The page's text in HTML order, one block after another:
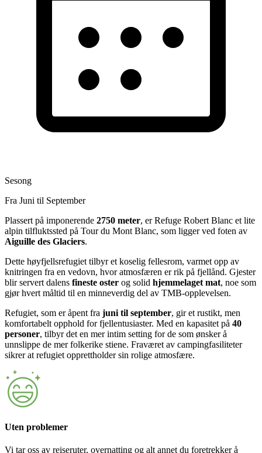
Sesong
Fra Juni til September
Plassert på imponerende 2750 meter, er Refuge Robert Blanc et lite
alpin tilfluktssted på Tour du Mont Blanc, som ligger ved foten av
Aiguille des Glaciers.
Dette høyfjellsrefugiet tilbyr et koselig fellesrom, varmet opp av
knitringen fra en vedovn, hvor atmosfæren er rik på fjellånd. Gjester
blir servert dalens fineste oster og solid hjemmelaget mat, noe som
gjør hvert måltid til en minneverdig del av TMB-opplevelsen.
Refugiet, som er åpent fra juni til september, gir et rustikt, men
komfortabelt opphold for fjellentusiaster. Med en kapasitet på 40
personer, tilbyr det en mer intim setting for de som ønsker å
unnslippe de mer folkerike stiene. Fraværet av campingfasiliteter
sikrer at refugiet opprettholder sin rolige atmosfære.
Uten problemer
Vi tar oss av reiseruter, overnatting og alt annet du foretrekker å